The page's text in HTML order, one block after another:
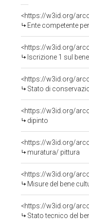
<https://w3id.org/
Ente competente per tutela
<https://w3id.org/
Iscrizione 1 sul
<https://w3id.org/
Stato di
<https://w3id.org/
dipinto
<https://w3id.org/
muratura/ pittura
<https://w3id.org/
Misure del bene
<https://w3id.org/
Stato tecnico del